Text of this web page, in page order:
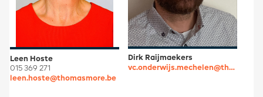
Leen Hoste
015 369 271
leen.hoste@thomasmore.be
Dirk Raijmaekers
vc.onderwijs.mechelen@thomasmore.be